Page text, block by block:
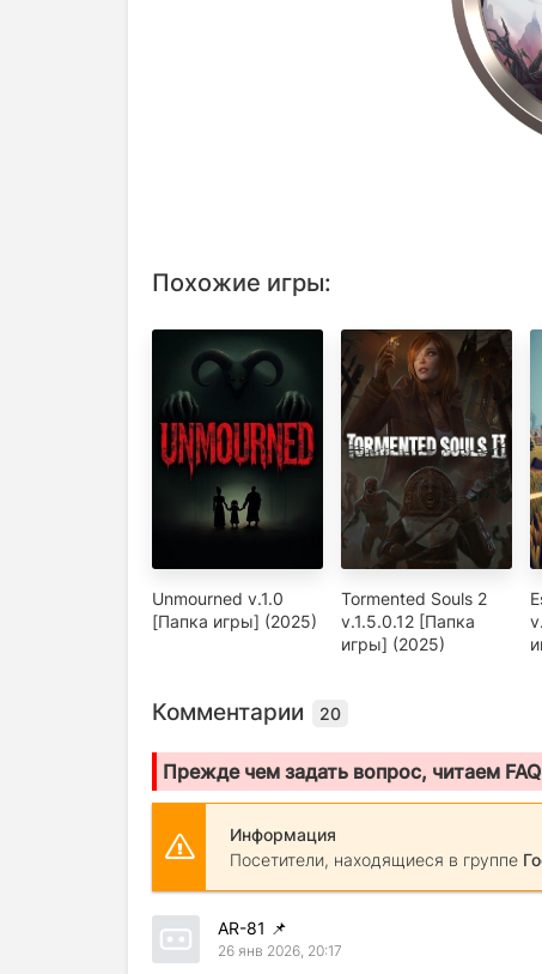
Похожие игры:
Unmourned v.1.0
[Папка игры] (2025)
Tormented Souls 2
v.1.5.0.12 [Папка
игры] (2025)
Комментарии 20
Прежде чем задать вопрос, читаем
Информация
Посетители, находящиеся в группе
AR-81 📌
26 янв 2026, 20:17